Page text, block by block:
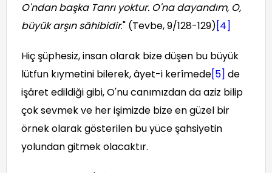
O'ndan başka Tanrı yoktur. O'na dayandım, O,
büyük arşın sâhibidir." (Tevbe, 9/128-129)[4]
Hiç şüphesiz, insan olarak bize düşen bu büyük
lütfun kıymetini bilerek, âyet-i kerîmede[5] de
işâret edildiği gibi, O'nu canımızdan da aziz bilip
çok sevmek ve her işimizde bize en güzel bir
örnek olarak gösterilen bu yüce şahsiyetin
yolundan gitmek olacaktır.